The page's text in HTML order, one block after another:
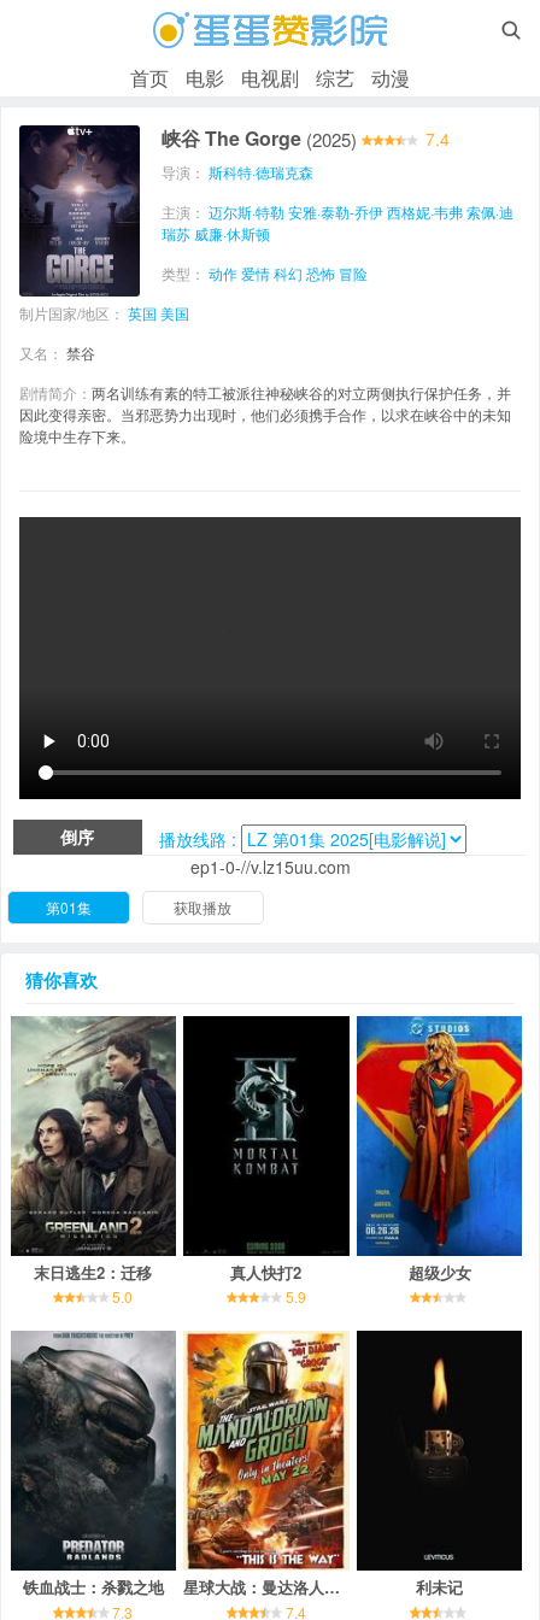

首页 电影 电视剧 综艺 动漫
峡谷 The Gorge (2025) 7.4
导演： 斯科特·德瑞克森
主演： 迈尔斯·特勒安雅·泰勒-乔伊西格妮·韦弗索佩·迪
瑞苏 威廉·休斯顿
类型： 动作爱情科幻 恐怖 冒险
制片国家/地区： 英国 美国
又名： 禁谷
剧情简介： 两名训练有素的特工被派往神秘峡谷的对立两侧执行保护任务，并
因此变得亲密。当邪恶势力出现时，他们必须携手合作，以求在峡谷中的未知
险境中生存下来。
倒序
播放线路 :
ep1-0-//v.lz15uu.com
第01集 获取播放
猜你喜欢
末日逃生2：迁移
5.0
真人快打2
5.9
超级少女
铁血战士：杀戮之地
7.3
星球大战：曼达洛人与古古
7.4
利未记